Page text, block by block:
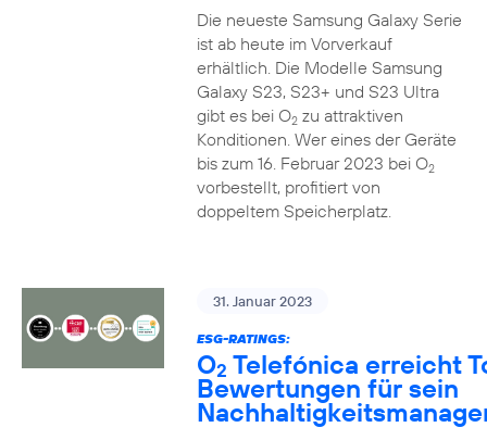
Die neueste Samsung Galaxy Serie
ist ab heute im Vorverkauf
erhältlich. Die Modelle Samsung
Galaxy S23, S23+ und S23 Ultra
gibt es bei O2zu attraktiven
Konditionen. Wer eines der Geräte
bis zum 16. Februar 2023 bei O2
vorbestellt, profitiert von
doppeltem Speicherplatz.
31. Januar 2023
ESG-RATINGS:
O2 Telefónica erreicht
Bewertungen für sein